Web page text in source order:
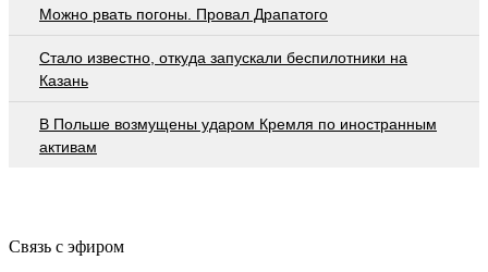
Можно рвать погоны. Провал Драпатого
Стало известно, откуда запускали беспилотники на
Казань
В Польше возмущены ударом Кремля по иностранным
активам
Связь с эфиром